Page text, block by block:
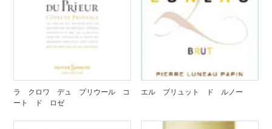
ラ クロワ デュ プリウール コ
ート ド ロゼ
エル ブリュット ド ルノー